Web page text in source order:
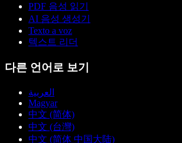
PDF 음성 읽기
AI 음성 생성기
Texto a voz
텍스트 리더
다른 언어로 보기
العربية
Magyar
中文 (简体)
中文 (台灣)
中文 (简体 中国大陆)